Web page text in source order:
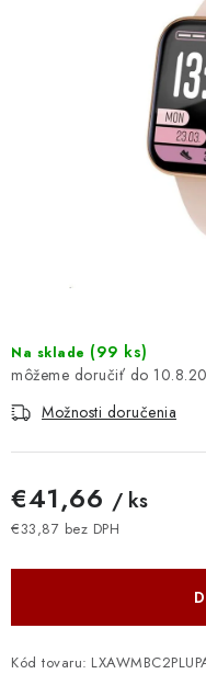
: TOP PRODUKTY
ZNAČKY
Formuláre na stiahnutie
Na sklade (99 ks)
Možnosti doručenia
€41,66 / ks
€33,87 bez DPH
Kód tovaru: